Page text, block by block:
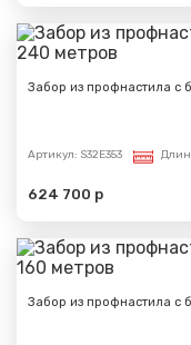
Забор из профнастила с
Артикул: S32E353
624 700 р
Забор из профнастила с